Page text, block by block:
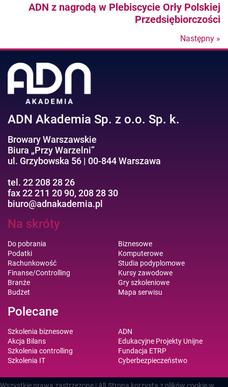
NastepnyADN z nagrodą w Plebiscycie Orły Polskiej
Przedsiębiorczości
Następny »
ADN Akademia Sp. z o.o. Sp. k.
Browary Warszawskie
Biura „Przy Warzelni”
ul. Grzybowska 56 | 00-844 Warszawa
tel. 22 208 28 26
fax 22 211 20 90, 208 28 30
biuro@adnakademia.pl
Na skróty
Do pobrania
Podatki
Rachunkowość
Finanse/Controlling
Branże
Budżet
Biznesowe
Komputerowe
Studia podyplomowe
Kursy zawodowe
Gry szkoleniowe
Mapa serwisu
Polecane
Szkolenia biznesowe
Akcja Bilans
Szkolenia controlling
Szkolenia IT
ADN
Edukacyjne Projekty Unijne
Fundacja ETRP
Cyberbezpieczeństwo